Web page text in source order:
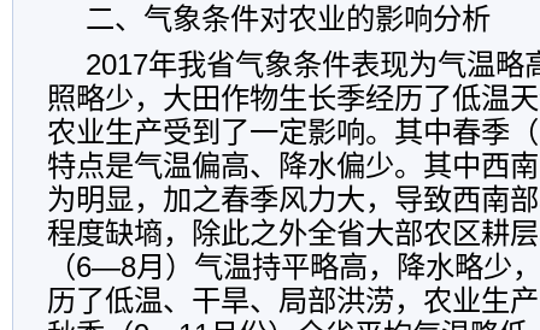
二、气象条件对农业的影响分析
2017年我省气象条件表现为气温略
照略少，大田作物生长季经历了低温
农业生产受到了一定影响。其中春季
特点是气温偏高、降水偏少。其中西
为明显，加之春季风力大，导致西南
程度缺墒，除此之外全省大部农区耕
（6—8月） 气温持平略高，降水略少
历了低温、干旱、局部洪涝，农业生